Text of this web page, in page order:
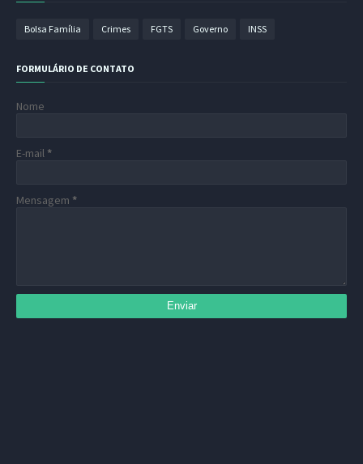
Bolsa Família Crimes FGTS Governo INSS
FORMULÁRIO DE CONTATO
Nome
E-mail *
Mensagem *